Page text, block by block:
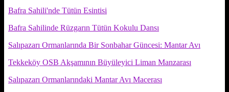
Bafra Sahili'nde Tütün Esintisi
Bafra Sahilinde Rüzgarın Tütün Kokulu Dansı
Salıpazarı Ormanlarında Bir Sonbahar Güncesi: Mantar Avı
Tekkeköy OSB Akşamının Büyüleyici Liman Manzarası
Salıpazarı Ormanlarındaki Mantar Avı Macerası